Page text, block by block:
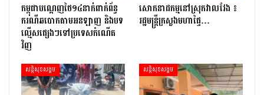
កម្ពុជាបណ្ដេញថៃ១៤នាក់ពាក់ព័ន្ធ
ករណីឆបោកតាមអនឡាញ និងបទ
ល្មើសផ្សេងៗទៅប្រទេសកំណើត
វិញ
សោកនាដកម្ម​នៅ​ស្រុក​វាល​វែង ៖
រដ្ឋមន្ត្រី​ក្រសួងមហាផ្ទៃ…
សន្តិសុខសង្គម សន្តិសុខសង្គម